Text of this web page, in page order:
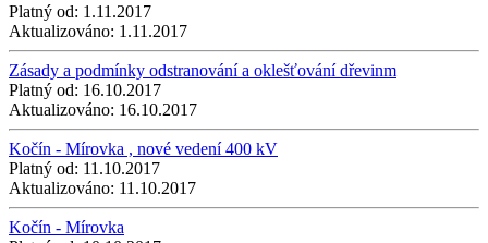
Platný od: 1.11.2017
Aktualizováno: 1.11.2017
Zásady a podmínky odstranování a oklešťování dřevinm
Platný od: 16.10.2017
Aktualizováno: 16.10.2017
Kočín - Mírovka , nové vedení 400 kV
Platný od: 11.10.2017
Aktualizováno: 11.10.2017
Kočín - Mírovka